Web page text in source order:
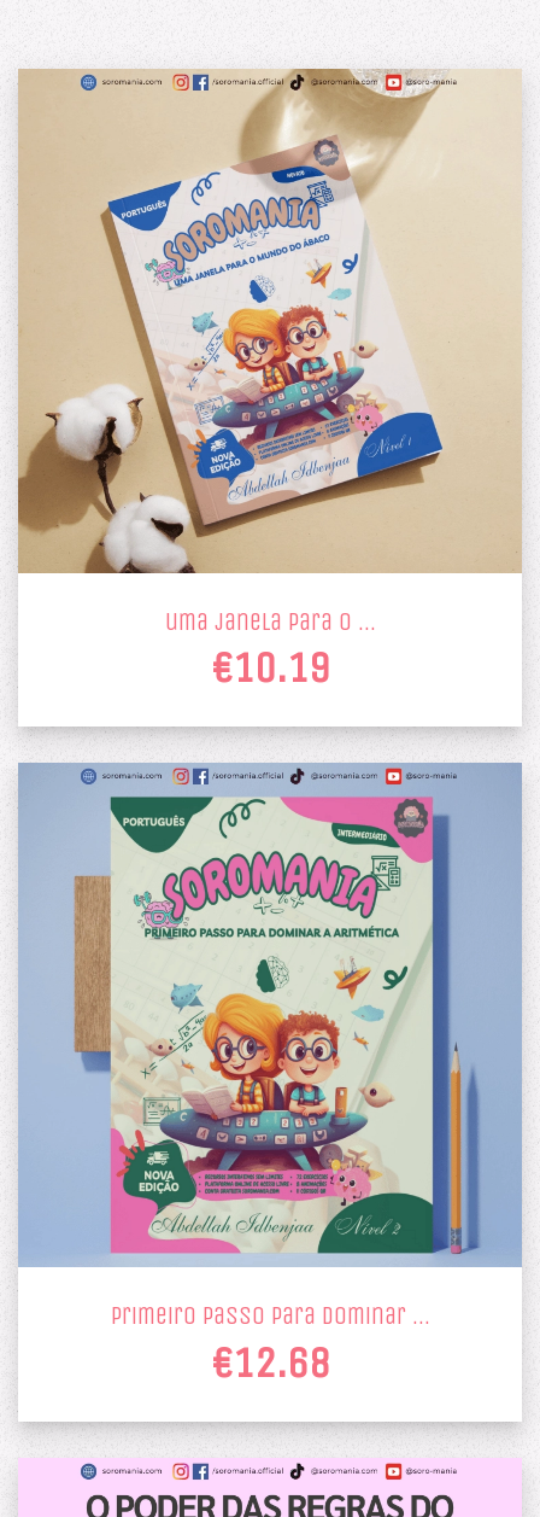
uma janela para o …
€10.19
primeiro passo para dominar …
€12.68